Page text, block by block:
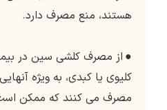
هستند، منع مصرف دارد.
● از مصرف کلشی سین در
کلیوی یا کبدی، به ویژه
مصرف می کنند که ممکن